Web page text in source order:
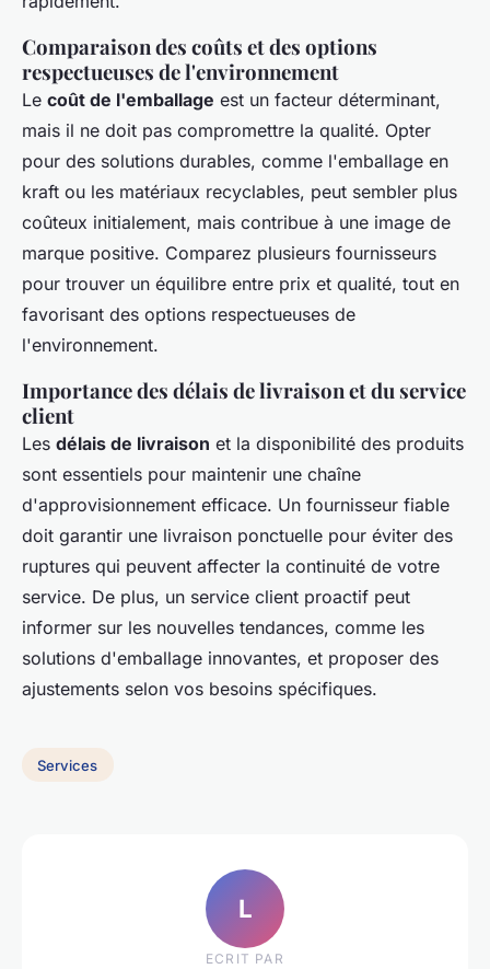
Comparaison des coûts et des options
respectueuses de l'environnement
Le coût de l'emballage est un facteur déterminant,
mais il ne doit pas compromettre la qualité. Opter
pour des solutions durables, comme l'emballage en
kraft ou les matériaux recyclables, peut sembler plus
coûteux initialement, mais contribue à une image de
marque positive. Comparez plusieurs fournisseurs
pour trouver un équilibre entre prix et qualité, tout en
favorisant des options respectueuses de
l'environnement.
Importance des délais de livraison et du service
client
Les délais de livraison et la disponibilité des produits
sont essentiels pour maintenir une chaîne
d'approvisionnement efficace. Un fournisseur fiable
doit garantir une livraison ponctuelle pour éviter des
ruptures qui peuvent affecter la continuité de votre
service. De plus, un service client proactif peut
informer sur les nouvelles tendances, comme les
solutions d'emballage innovantes, et proposer des
ajustements selon vos besoins spécifiques.
Services
L
ECRIT PAR